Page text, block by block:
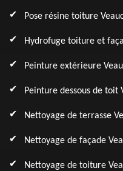
Pose résine toiture
Hydrofuge toiture et
Peinture extérieure
Peinture dessous de toit
Nettoyage de terrasse
Nettoyage de façade
Nettoyage de toiture